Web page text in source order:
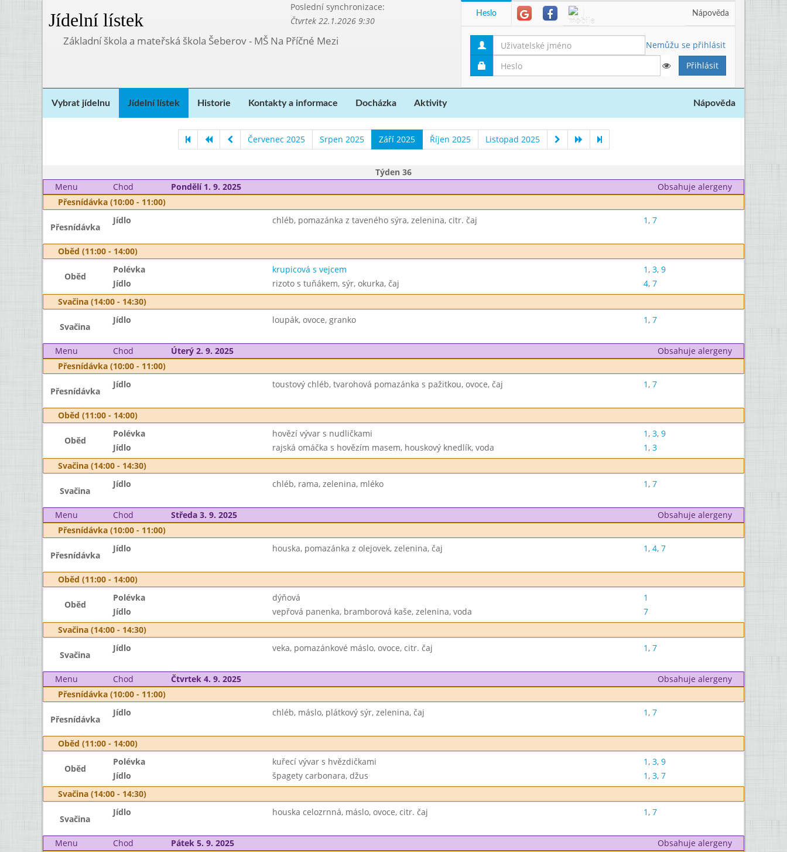
Jídelní lístek
Poslední synchronizace:
Čtvrtek 22.1.2026 9:30
Základní škola a mateřská škola Šeberov - MŠ Na Příčné Mezi
Heslo Nápověda
Nemůžu se přihlásit
Vybrat jídelnu Jídelní lístek Historie Kontakty a informace Docházka Aktivity Nápověda
Červenec 2025 Srpen 2025 Září 2025 Říjen 2025 Listopad 2025
Týden 36
Menu
Chod Pondělí 1. 9. 2025
Obsahuje alergeny
Přesnídávka (10:00 - 11:00)
Přesnídávka
Jídlo chléb, pomazánka z taveného sýra, zelenina, citr. čaj 1, 7
Oběd (11:00 - 14:00)
Oběd
Polévka krupicová s vejcem 1, 3, 9
Jídlo
rizoto s tuňákem, sýr, okurka, čaj 4, 7
Svačina (14:00 - 14:30)
Svačina
Jídlo loupák, ovoce, granko 1, 7
Menu Chod Úterý 2. 9. 2025
Obsahuje alergeny
Přesnídávka (10:00 - 11:00)
Přesnídávka
Jídlo toustový chléb, tvarohová pomazánka s pažitkou, ovoce, čaj 1, 7
Oběd (11:00 - 14:00)
Oběd
Polévka hovězí vývar s nudličkami 1, 3, 9
Jídlo
rajská omáčka s hovězím masem, houskový knedlík, voda 1, 3
Svačina (14:00 - 14:30)
Svačina
Jídlo chléb, rama, zelenina, mléko 1, 7
Menu Chod Středa 3. 9. 2025
Obsahuje alergeny
Přesnídávka (10:00 - 11:00)
Přesnídávka
Jídlo houska, pomazánka z olejovek, zelenina, čaj 1, 4, 7
Oběd (11:00 - 14:00)
Oběd
Polévka dýňová
1
Jídlo
vepřová panenka, bramborová kaše, zelenina, voda
7
Svačina (14:00 - 14:30)
Svačina
Jídlo veka, pomazánkové máslo, ovoce, citr. čaj 1, 7
Menu Chod Čtvrtek 4. 9. 2025
Obsahuje alergeny
Přesnídávka (10:00 - 11:00)
Přesnídávka
Jídlo chléb, máslo, plátkový sýr, zelenina, čaj 1, 7
Oběd (11:00 - 14:00)
Oběd
Polévka kuřecí vývar s hvězdičkami 1, 3, 9
Jídlo
špagety carbonara, džus 1, 3, 7
Svačina (14:00 - 14:30)
Svačina
Jídlo houska celozrnná, máslo, ovoce, citr. čaj 1, 7
Menu Chod Pátek 5. 9. 2025
Obsahuje alergeny